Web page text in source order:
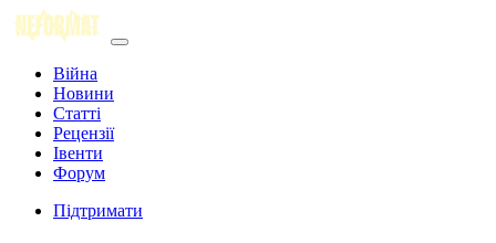
Війна
Новини
Статті
Рецензії
Івенти
Форум
Підтримати